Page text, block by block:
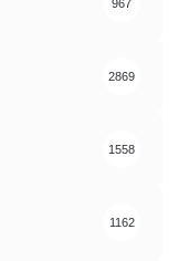
967
2869
1558
1162